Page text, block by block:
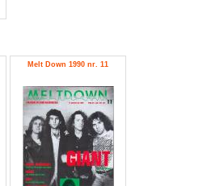
Melt Down 1990 nr. 11